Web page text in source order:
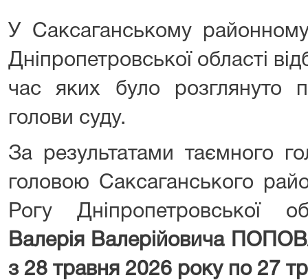
У Саксаганському
Дніпропетровської області
час яких було розглянуто
голови суду.
За результатами таємного
головою Саксаганського
Рогу Дніпропетровської
Валерія Валерійовича
з 28 травня 2026 року по 27